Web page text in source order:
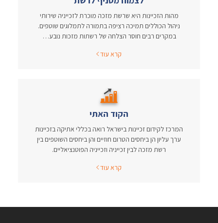
מהות הזכיינות היא שרשת מזכה מוכרת לזכייניה שירותי
ניהול הכוללים תמיכה רציפה בתמורה לתמלוגים שוטפים.
במקרים רבים חוסר הצלחה של רשתות מזכות נובע…
קרא עוד
הקוד האתי
המרכז לקידום זכיינות בישראל רואה בכללי אתיקה בזכיינות
ערך עליון הן ביחסים הטרום חוזיים והן ביחסים השוטפים בין
רשת מזכה לבין זכייניה וזכייניה הפוטנציאליים.
קרא עוד